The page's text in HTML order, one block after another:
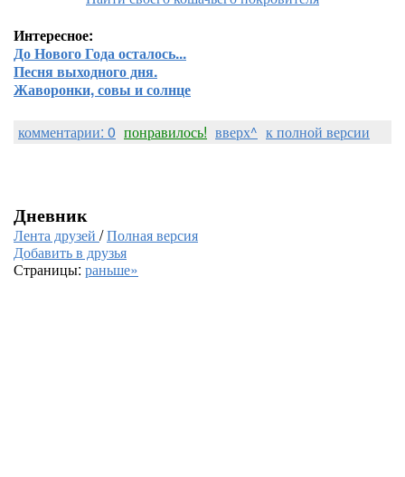
Интересное:
До Нового Года осталось...
Песня выходного дня.
Жаворонки, совы и солнце
комментарии: 0 понравилось! вверх^ к полной версии
Дневник
Лента друзей /Полная версия
Добавить в друзья
Страницы: раньше»